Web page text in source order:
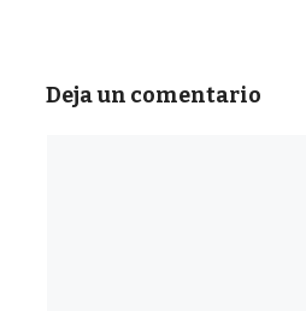
Deja un comentario